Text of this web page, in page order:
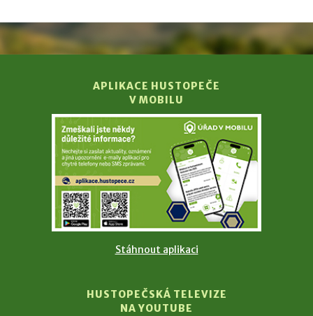
APLIKACE HUSTOPEČE
V MOBILU
Stáhnout aplikaci
HUSTOPEČSKÁ TELEVIZE
NA YOUTUBE